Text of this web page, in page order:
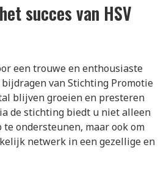
succes van HSV
een trouwe en enthousiaste
van Stichting Promotie
blijven groeien en presteren
de stichting biedt u niet alleen
te ondersteunen, maar ook om
netwerk in een gezellige en